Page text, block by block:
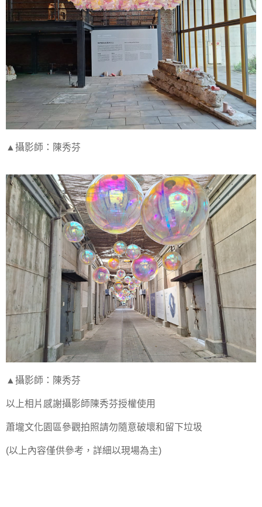
▲攝影師：陳秀芬
▲攝影師：陳秀芬
以上相片感謝攝影師陳秀芬授權使用
蕭壠文化園區參觀拍照請勿隨意破壞和留下垃圾
(以上內容僅供參考，詳細以現場為主)